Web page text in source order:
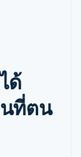
ด้
นที่ตน